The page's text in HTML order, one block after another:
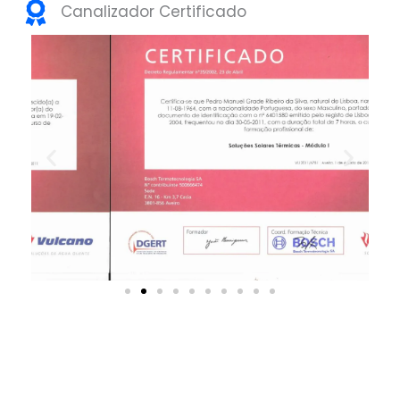
Canalizador Certificado